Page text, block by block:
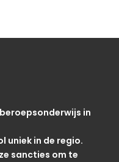
in
uniek in de regio.
sancties om te